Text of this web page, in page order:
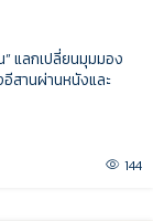
แลกเปลี่ยนมุมมอง
สานผ่านหนังและ
144